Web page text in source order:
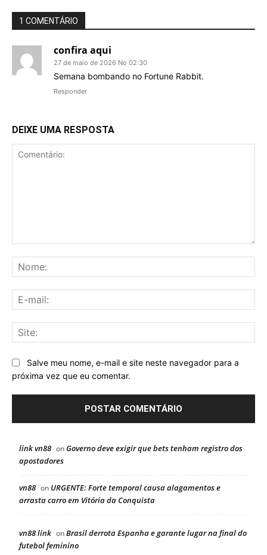
1 COMENTÁRIO
confira aqui
27 de maio de 2026 No 02:30
Semana bombando no Fortune Rabbit.
Responder
DEIXE UMA RESPOSTA
Salve meu nome, e-mail e site neste navegador para a
próxima vez que eu comentar.
link vn88 onGoverno deve exigir que bets tenham registro dos
apostadores
vn88 on URGENTE: Forte temporal causa alagamentos e
arrasta carro em Vitória da Conquista
vn88 link onBrasil derrota Espanha e garante lugar na final do
futebol feminino